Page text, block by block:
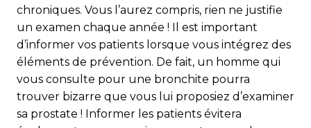
chroniques. Vous l’aurez compris, rien ne justifie
un examen chaque année ! Il est important
d’informer vos patients lorsque vous intégrez des
éléments de prévention. De fait, un homme qui
vous consulte pour une bronchite pourra
trouver bizarre que vous lui proposiez d’examiner
sa prostate ! Infor­mer les patients évitera